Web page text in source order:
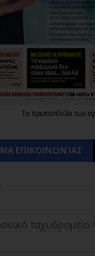
Τα πρωτοσέλιδα των
ΕΠΙΚΟΙΝΩΝΊΑΣ
ταχυδρομείο